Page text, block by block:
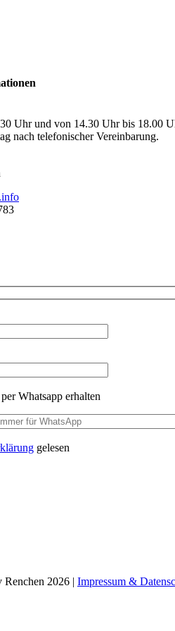
Uhr und von 14.30 Uhr bis 18.00
nach telefonischer Vereinbarung.
Whatsapp erhalten
gelesen
2026 | Impressum &